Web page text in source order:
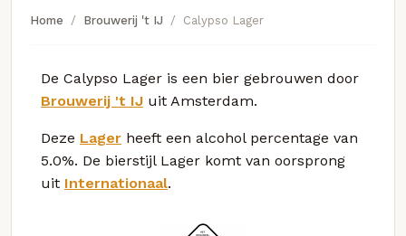
Home Brouwerij 't IJ Calypso Lager
De Calypso Lager is een bier gebrouwen door
Brouwerij 't IJ uit Amsterdam.
Deze Lager heeft een alcohol percentage van
5.0%. De bierstijl Lager komt van oorsprong
uit Internationaal.